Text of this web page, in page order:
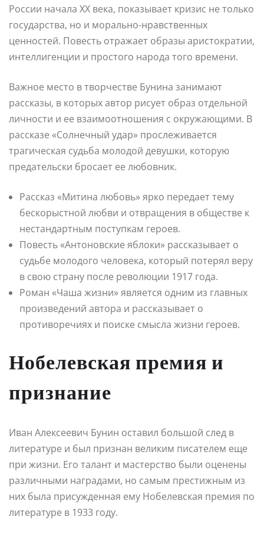
России начала XX века, показывает кризис не только
государства, но и морально-нравственных
ценностей. Повесть отражает образы аристократии,
интеллигенции и простого народа того времени.
Важное место в творчестве Бунина занимают
рассказы, в которых автор рисует образ отдельной
личности и ее взаимоотношения с окружающими. В
рассказе «Солнечный удар» прослеживается
трагическая судьба молодой девушки, которую
предательски бросает ее любовник.
Рассказ «Митина любовь» ярко передает тему
бескорыстной любви и отвращения в обществе к
нестандартным поступкам героев.
Повесть «Антоновские яблоки» рассказывает о
судьбе молодого человека, который потерял веру
в свою страну после революции 1917 года.
Роман «Чаша жизни» является одним из главных
произведений автора и рассказывает о
противоречиях и поиске смысла жизни героев.
Нобелевская премия и
признание
Иван Алексеевич Бунин оставил большой след в
литературе и был признан великим писателем еще
при жизни. Его талант и мастерство были оценены
различными наградами, но самым престижным из
них была присужденная ему Нобелевская премия по
литературе в 1933 году.